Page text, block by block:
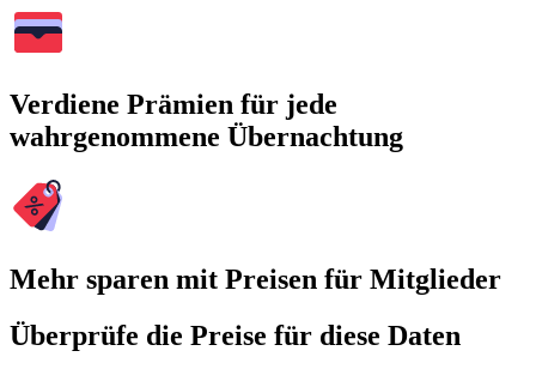
Verdiene Prämien für jede
wahrgenommene Übernachtung
Mehr sparen mit Preisen für Mitglieder
Überprüfe die Preise für diese Daten